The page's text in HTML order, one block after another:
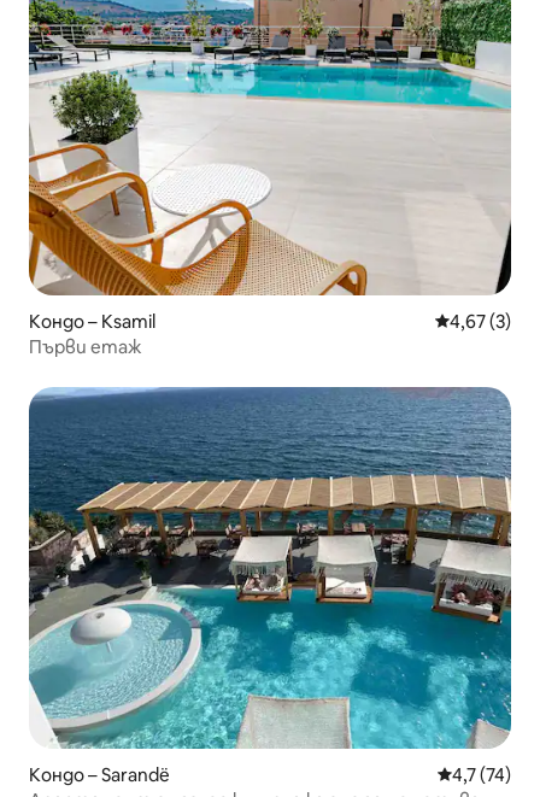
Кондо – Ksamil Средна
4,67 (3)
Първи етаж
Кондо – Sarandë Средна
4,7 (74)